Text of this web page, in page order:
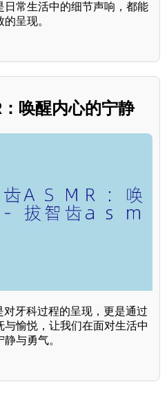
常生活中的细节声响，都能
呈现。
唤醒内心的宁静
牙科过程的呈现，更是通过
愉悦，让我们在面对生活中
与勇气。